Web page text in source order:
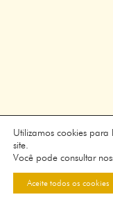
© 2026 Idemo
Aviso legal–
web
Utilizamos cookies para
site.
Você pode consultar
Aceite todos os cookies